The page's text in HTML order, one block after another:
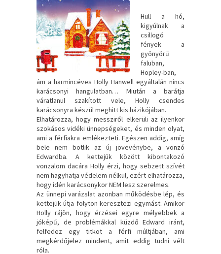
Hull a hó,
kigyúlnak a
csillogó
fények a
gyönyörű
faluban,
Hopley-ban,
ám a harmincéves Holly Hanwell egyáltalán nincs
karácsonyi hangulatban… Miután a barátja
váratlanul szakított vele, Holly csendes
karácsonyra készül meghitt kis házikójában.
Elhatározza, hogy messziről elkerüli az ilyenkor
szokásos vidéki ünnepségeket, és minden olyat,
ami a férfiakra emlékezteti. Egészen addig, amíg
bele nem botlik az új jövevénybe, a vonzó
Edwardba. A kettejük között kibontakozó
vonzalom dacára Holly érzi, hogy sebzett szívét
nem hagyhatja védelem nélkül, ezért elhatározza,
hogy idén karácsonykor NEM lesz szerelmes.
Az ünnepi varázslat azonban működésbe lép, és
kettejük útja folyton keresztezi egymást. Amikor
Holly rájön, hogy érzései egyre mélyebbek a
jóképű, de problémákkal küzdő Edward iránt,
felfedez egy titkot a férfi múltjában, ami
megkérdőjelez mindent, amit eddig tudni vélt
róla.